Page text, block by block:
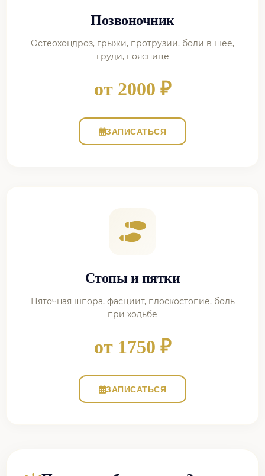
Позвоночник
Остеохондроз, грыжи, протрузии, боли в шее,
груди, пояснице
от 2000 ₽
ЗАПИСАТЬСЯ
Стопы и пятки
Пяточная шпора, фасциит, плоскостопие, боль
при ходьбе
от 1750 ₽
ЗАПИСАТЬСЯ